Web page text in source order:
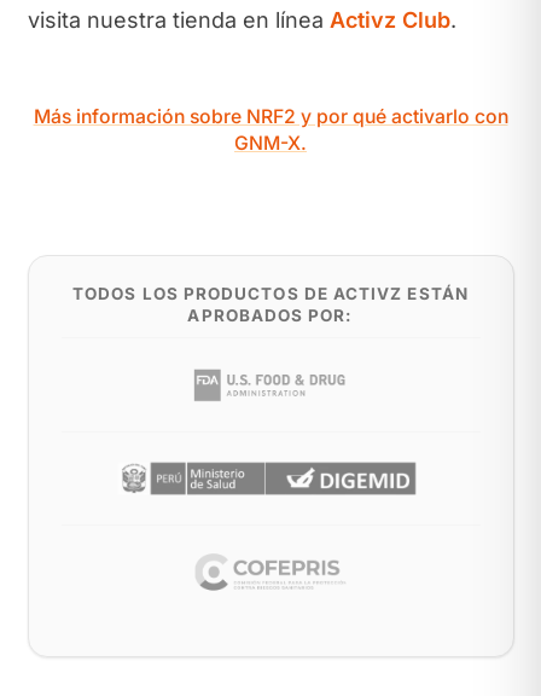
visita nuestra tienda en línea Activz Club.
Más información sobre NRF2 y por qué activarlo con
GNM-X.
TODOS LOS PRODUCTOS DE ACTIVZ ESTÁN
APROBADOS POR: